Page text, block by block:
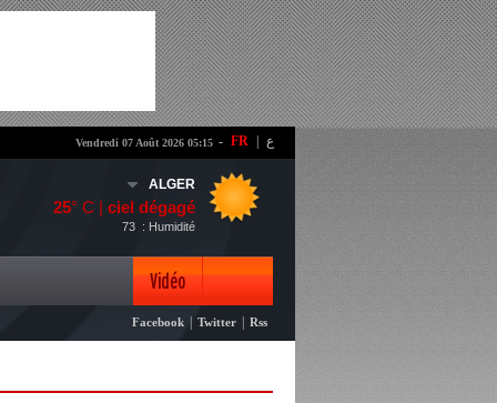
- FR ع Vendredi 07 Août 2026 05:15
ALGER
25° C | ciel dégagé
: Humidité
73
Vidéo
Photo
Facebook Twitter Rss